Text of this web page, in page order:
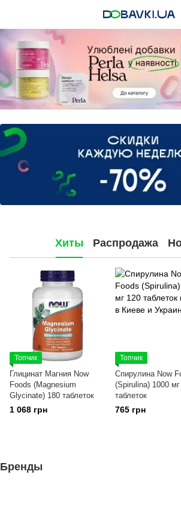
Хиты Распродажа
Топчик
Глицинат Магния Now
Foods (Magnesium
Glycinate) 180 таблеток
1 068 грн
Топчик
Спирулина Now
(Spirulina) 1000
таблеток
765 грн
Бренды